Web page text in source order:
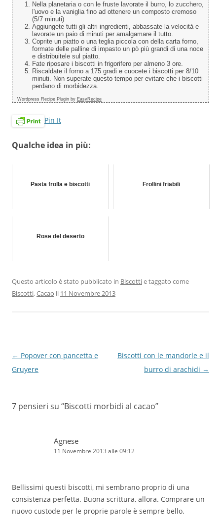
Nella planetaria o con le fruste lavorate il burro, lo zucchero,
l'uovo e la vaniglia fino ad ottenere un composto cremoso
(5/7 minuti)
Aggiungete tutti gli altri ingredienti, abbassate la velocità e
lavorate un paio di minuti per amalgamare il tutto.
Coprite un piatto o una teglia piccola con della carta forno,
formate delle palline di impasto un pò più grandi di una noce
e distribuitele sul piatto.
Fate riposare i biscotti in frigorifero per almeno 3 ore.
Riscaldate il forno a 175 gradi e cuocete i biscotti per 8/10
minuti. Non superate questo tempo per evitare che i biscotti
perdano di morbidezza.
Wordpress Recipe Plugin by EasyRecipe
Pin It
Qualche idea in più:
Pasta frolla e biscotti Frollini friabili
Rose del deserto
Questo articolo è stato pubblicato in Biscottie taggato come
Biscotti,Cacao il 11 Novembre 2013
Navigazione
articolo
← Popover con pancetta e
Gruyere
Biscotti con le mandorle e il
burro di arachidi →
7 pensieri su “Biscotti morbidi al cacao”
Agnese
11 Novembre 2013 alle 09:12
Bellissimi questi biscotti, mi sembrano proprio di una
consistenza perfetta. Buona scrittura, allora. Comprare un
nuovo custode per le proprie parole è sempre bello.